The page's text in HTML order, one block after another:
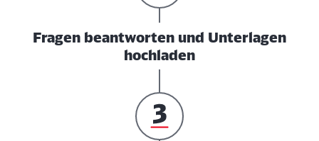
Fragen beantworten und Unterlagen
hochladen